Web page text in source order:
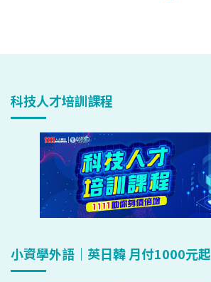
科技人才培訓課程
小資學外語｜英日韓 月付1000元起